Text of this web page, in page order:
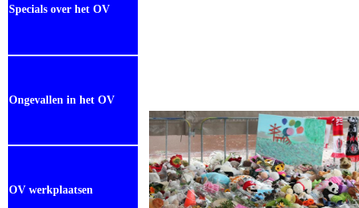
Specials over het OV
Ongevallen in het OV
OV werkplaatsen